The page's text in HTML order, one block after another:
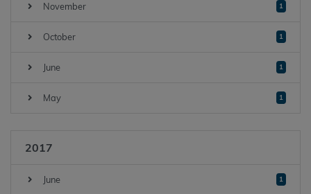
November 1
October 1
June 1
May 1
2017
June 1